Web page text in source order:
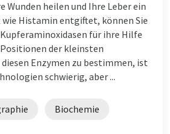
Wunden heilen und Ihre Leber ein
Histamin entgiftet, können Sie
für ihre Hilfe
der kleinsten
Enzymen zu bestimmen, ist
schwierig, aber ...
Biochemie